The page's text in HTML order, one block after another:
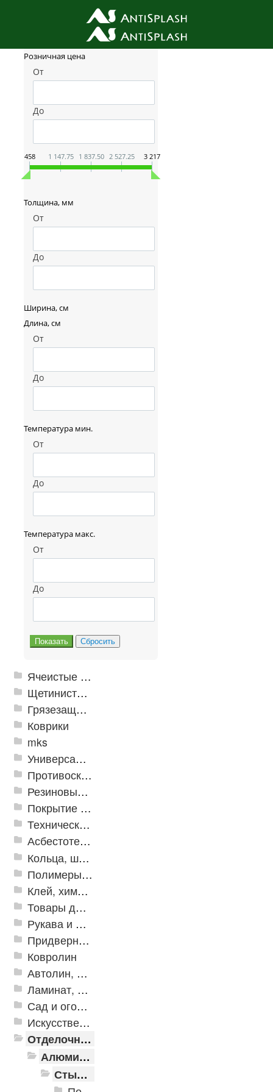
Фильтр товаров
Розничная цена
От
До
458 1 147.75 1 837.50 2 527.25 3 217
Толщина, мм
От
До
Ширина, см
Длина, см
От
До
Температура мин.
От
До
Температура макс.
От
До
Ячеистые грязезащитные покрытия
Щетинистые покрытия
Грязезащитные, влаговпитывающие покрытия
Коврики
mks
Универсальные модульные покрытия
Противоскользящая защита для лестниц, профили, ленты
Резиновые и ПВХ дорожки
Покрытие из резиновой крошки
Техническая резина
Асбестотехнические и теплоизоляционные материалы
Кольца, шайбы, манжеты
Полимеры и пластики
Клей, химия, сопутствующие товары
Товары для дома
Рукава и шланги промышленные
Придверные решетки
Ковролин
Автолин, Транслин, Линолеум
Ламинат, Кварцвиниловая плитка SPC
Сад и огород
Искусственная трава
Отделочные профили
Алюминиевые пороги
Стыкоперекрывающие алюминиевые пороги